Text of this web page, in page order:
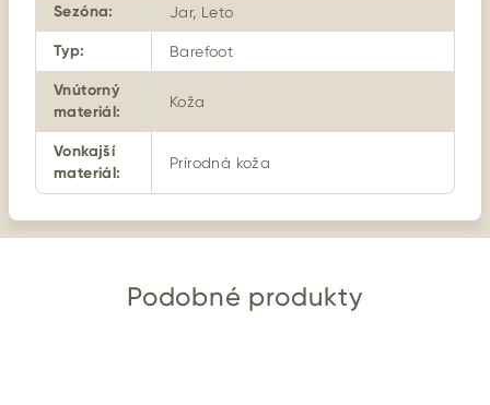
Sezóna: Jar, Leto
Typ: Barefoot
Vnútorný
materiál:
Koža
Vonkajší
materiál:
Prírodná koža
Podobné produkty